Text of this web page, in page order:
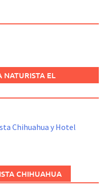
NATURISTA EL
Chihuahua y Hotel
CHIHUAHUA